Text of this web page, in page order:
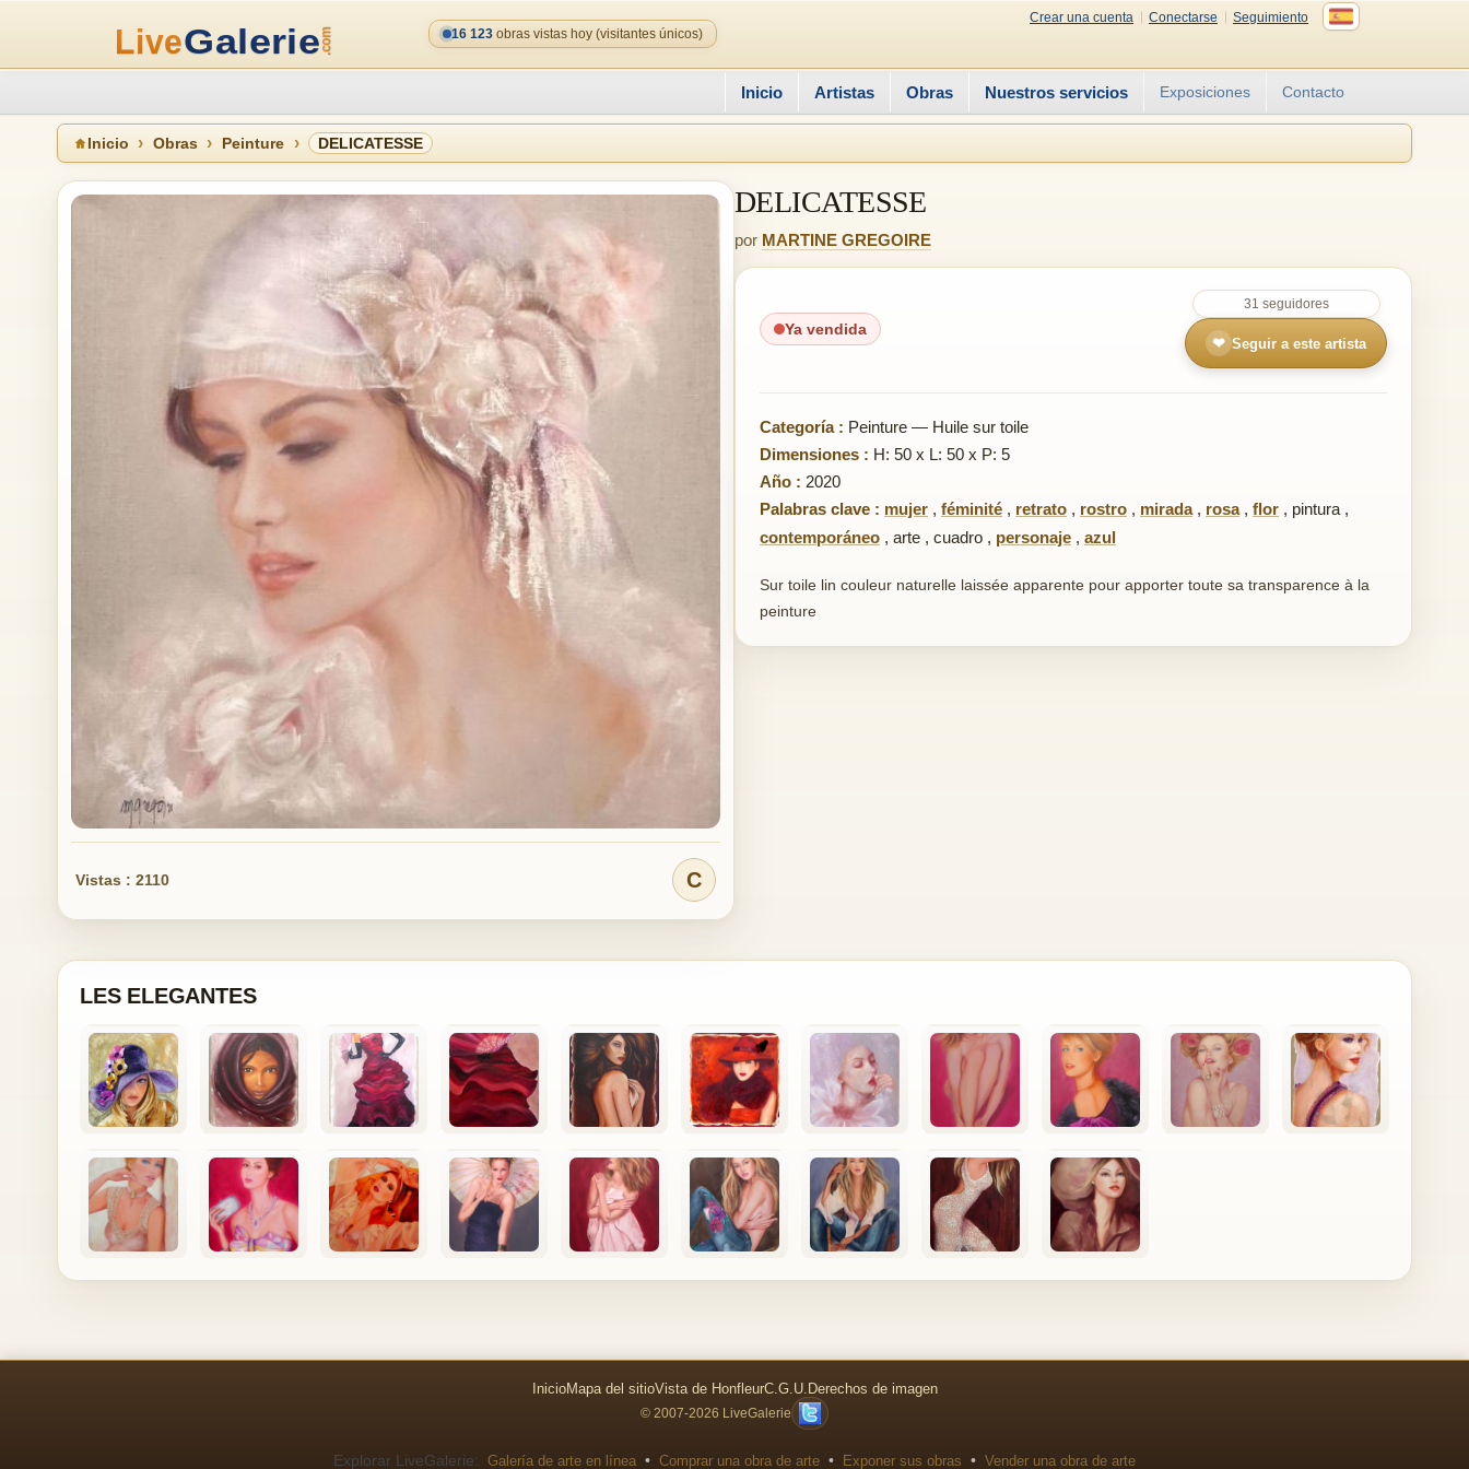
Crear una cuenta Conectarse
Seguimiento
16 123 obras vistas hoy (visitantes únicos)
Inicio Artistas Obras Nuestros servicios Exposiciones Contacto
Inicio Obras Peinture DELICATESSE
Vistas : 2110 C
DELICATESSE
por MARTINE GREGOIRE
Ya vendida
31 seguidores
❤ Seguir a este artista
Categoría : Peinture — Huile sur toile
Dimensiones : H: 50 x L: 50 x P: 5
Año : 2020
Palabras clave : mujer , féminité , retrato , rostro , mirada, rosa, flor , pintura ,
contemporáneo , arte , cuadro , personaje , azul
Sur toile lin couleur naturelle laissée apparente pour apporter toute sa transparence à la
peinture
LES ELEGANTES
InicioMapa del sitioVista de HonfleurC.G.U. Derechos de imagen
© 2007-2026 LiveGalerie
Explorar LiveGalerie: Galería de arte en línea • Comprar una obra de arte • Exponer sus obras • Vender una obra de arte